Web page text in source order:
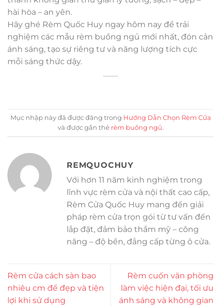
hài hòa – an yên.
Hãy ghé Rèm Quốc Huy ngay hôm nay để trải
nghiệm các mẫu rèm buồng ngủ mới nhất, đón cản
ánh sáng, tạo sự riêng tư và năng lượng tích cực
mỗi sáng thức dậy.
Mục nhập này đã được đăng trong Hướng Dẫn Chọn Rèm Cửa
và được gắn thẻ rèm buồng ngủ.
REMQUOCHUY
Với hơn 11 năm kinh nghiệm trong
lĩnh vực rèm cửa và nội thất cao cấp,
Rèm Cửa Quốc Huy mang đến giải
pháp rèm cửa trọn gói từ tư vấn đến
lắp đặt, đảm bảo thẩm mỹ – công
năng – độ bền, đẳng cấp từng ô cửa.
Rèm cửa cách sàn bao
nhiêu cm để đẹp và tiện
lợi khi sử dụng
Rèm cuốn văn phòng
làm việc hiện đại, tối ưu
ánh sáng và không gian